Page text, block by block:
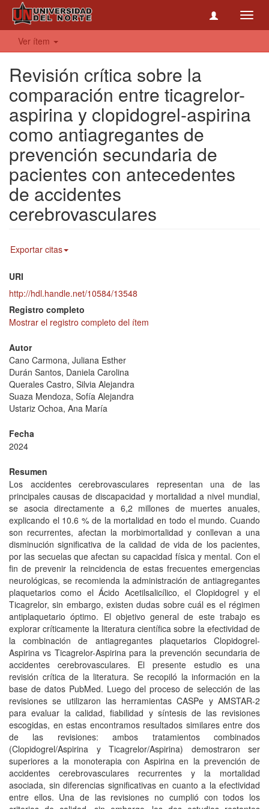
Ver ítem
Revisión crítica sobre la
comparación entre ticagrelor-
aspirina y clopidogrel-aspirina
como antiagregantes de
prevención secundaria de
pacientes con antecedentes
de accidentes
cerebrovasculares
Exportar citas
URI
http://hdl.handle.net/10584/13548
Registro completo
Mostrar el registro completo del ítem
Autor
Cano Carmona, Juliana Esther
Durán Santos, Daniela Carolina
Querales Castro, Silvia Alejandra
Suaza Mendoza, Sofía Alejandra
Ustariz Ochoa, Ana María
Fecha
2024
Resumen
Los accidentes cerebrovasculares representan una de las
principales causas de discapacidad y mortalidad a nivel mundial,
se asocia directamente a 6,2 millones de muertes anuales,
explicando el 10.6 % de la mortalidad en todo el mundo. Cuando
son recurrentes, afectan la morbimortalidad y conllevan a una
disminución significativa de la calidad de vida de los pacientes,
por las secuelas que afectan su capacidad física y mental. Con el
fin de prevenir la reincidencia de estas frecuentes emergencias
neurológicas, se recomienda la administración de antiagregantes
plaquetarios como el Ácido Acetilsalicílico, el Clopidogrel y el
Ticagrelor, sin embargo, existen dudas sobre cuál es el régimen
antiplaquetario óptimo. El objetivo general de este trabajo es
explorar críticamente la literatura científica sobre la efectividad de
la combinación de antiagregantes plaquetarios Clopidogrel-
Aspirina vs Ticagrelor-Aspirina para la prevención secundaria de
accidentes cerebrovasculares. El presente estudio es una
revisión crítica de la literatura. Se recopiló la información en la
base de datos PubMed. Luego del proceso de selección de las
revisiones se utilizaron las herramientas CASPe y AMSTAR-2
para evaluar la calidad, fiabilidad y síntesis de las revisiones
escogidas, en estas encontramos resultados similares entre dos
de las revisiones: ambos tratamientos combinados
(Clopidogrel/Aspirina y Ticagrelor/Aspirina) demostraron ser
superiores a la monoterapia con Aspirina en la prevención de
accidentes cerebrovasculares recurrentes y la mortalidad
asociada, sin diferencias significativas en cuanto a la efectividad
entre ellos. Una de las revisiones no cumplió con todos los